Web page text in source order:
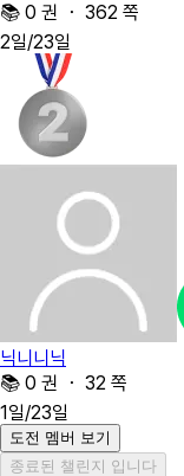
📚 0 권 ・ 362 쪽
2일/23일
닉니니닉
📚 0 권 ・ 32 쪽
1일/23일
도전 멤버 보기
종료된 챌린지 입니다